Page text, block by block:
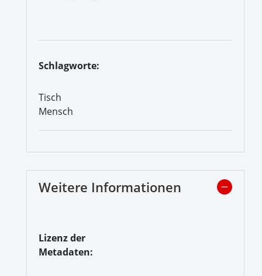
Schlagworte:
Tisch
Mensch
Weitere Informationen
Lizenz der
Metadaten: